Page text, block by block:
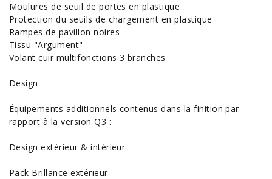
Moulures de seuil de portes en plastique
Protection du seuils de chargement en plastique
Rampes de pavillon noires
Tissu "Argument"
Volant cuir multifonctions 3 branches
Design
Équipements additionnels contenus dans la finition par
rapport à la version Q3 :
Design extérieur & intérieur
Pack Brillance extérieur